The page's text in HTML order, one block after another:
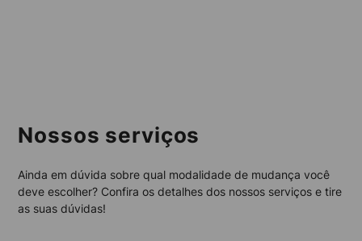
Nossos serviços
Ainda em dúvida sobre qual modalidade de mudança você
deve escolher? Confira os detalhes dos nossos serviços e tire
as suas dúvidas!